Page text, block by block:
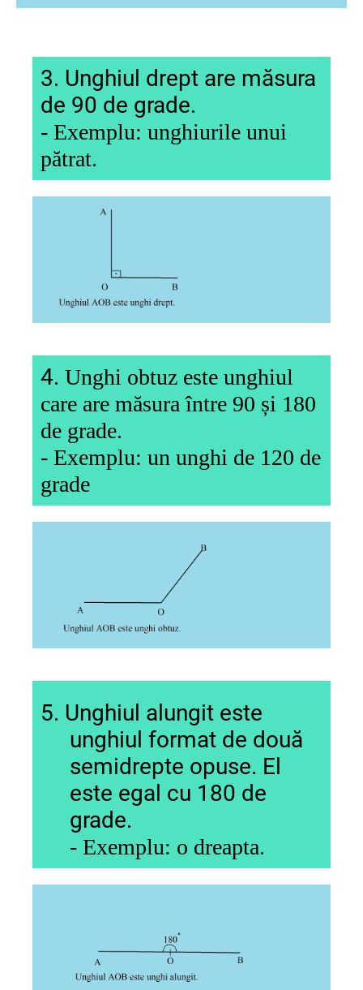
3. Unghiul drept are măsura
de 90 de grade.
- Exemplu: unghiurile unui
pătrat.
4. Unghi obtuz este unghiul
care are măsura între 90 și 180
de grade.
- Exemplu: un unghi de 120 de
grade
5. Unghiul alungit este
unghiul format de două
semidrepte opuse. El
este egal cu 180 de
grade.
- Exemplu: o dreapta.